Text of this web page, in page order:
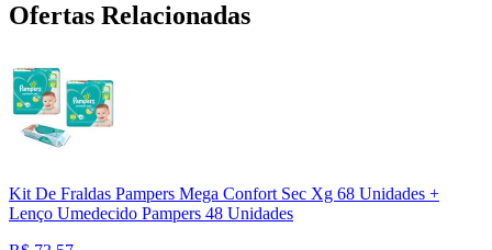
Ofertas Relacionadas
Kit De Fraldas Pampers Mega Confort Sec Xg 68 Unidades +
Lenço Umedecido Pampers 48 Unidades